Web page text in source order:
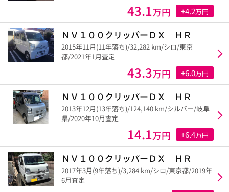
43.1万円 +4.2万円
ＮＶ１００クリッパーＤＸ ＨＲ
2015年11月(11年落ち)/32,282 km/シロ/東京
都/2021年1月査定
43.3万円 +6.0万円
ＮＶ１００クリッパーＤＸ ＨＲ
2013年12月(13年落ち)/124,140 km/シルバー/岐阜
県/2020年10月査定
14.1万円 +6.4万円
ＮＶ１００クリッパーＤＸ ＨＲ
2017年3月(9年落ち)/3,284 km/シロ/東京都/2019年
6月査定